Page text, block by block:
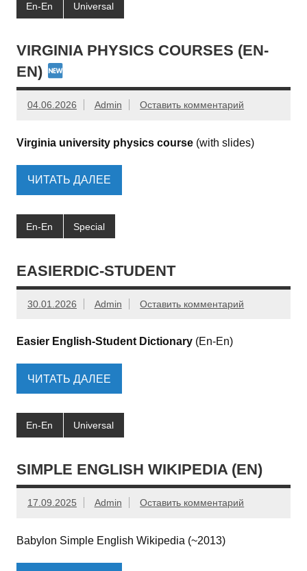
En-En Universal
VIRGINIA PHYSICS COURSES (EN-
EN)
04.06.2026 Admin Оставить комментарий
Virginia university physics course (with slides)
ЧИТАТЬ ДАЛЕЕ
En-En Special
EASIERDIC-STUDENT
30.01.2026 Admin Оставить комментарий
Easier English-Student Dictionary (En-En)
ЧИТАТЬ ДАЛЕЕ
En-En Universal
SIMPLE ENGLISH WIKIPEDIA (EN)
17.09.2025 Admin Оставить комментарий
Babylon Simple English Wikipedia (~2013)